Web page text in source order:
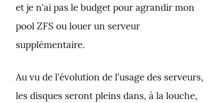
et je n'ai pas le budget pour agrandir mon
pool ZFS ou louer un serveur
supplémentaire.
Au vu de l'évolution de l'usage des serveurs,
les disques seront pleins dans, à la louche,